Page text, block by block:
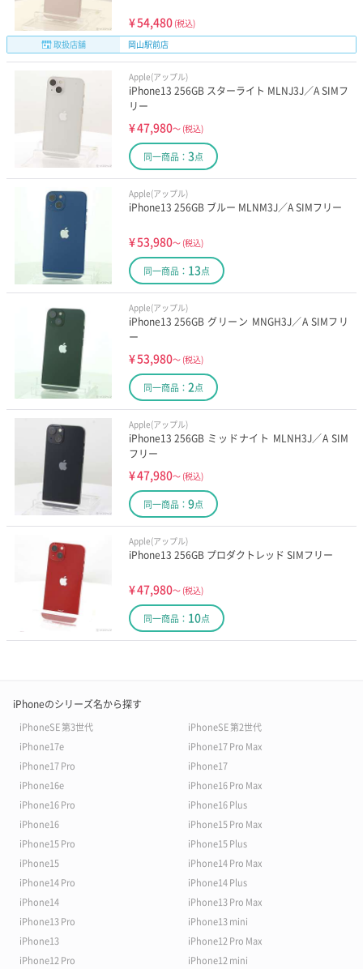
¥54,480 (税込)
取扱店舗
岡山駅前店
Apple(アップル)
iPhone13 256GB スターライト MLNJ3J／A SIMフ
リー
¥47,980～ (税込)
同一商品： 3点
Apple(アップル)
iPhone13 256GB ブルー MLNM3J／A SIMフリー
¥53,980～ (税込)
同一商品： 13点
Apple(アップル)
iPhone13 256GB グリーン MNGH3J／A SIMフリ
ー
¥53,980～ (税込)
同一商品： 2点
Apple(アップル)
iPhone13 256GB ミッドナイト MLNH3J／A SIM
フリー
¥47,980～ (税込)
同一商品： 9点
Apple(アップル)
iPhone13 256GB プロダクトレッド SIMフリー
¥47,980～ (税込)
同一商品： 10点
iPhoneのシリーズ名から探す
iPhoneSE 第3世代
iPhoneSE 第2世代
iPhone17e
iPhone17 Pro Max
iPhone17 Pro
iPhone17
iPhone16e
iPhone16 Pro Max
iPhone16 Pro
iPhone16 Plus
iPhone16
iPhone15 Pro Max
iPhone15 Pro
iPhone15 Plus
iPhone15
iPhone14 Pro Max
iPhone14 Pro
iPhone14 Plus
iPhone14
iPhone13 Pro Max
iPhone13 Pro
iPhone13 mini
iPhone13
iPhone12 Pro Max
iPhone12 Pro
iPhone12 mini